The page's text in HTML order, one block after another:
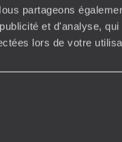
partageons
et d'analyse,
lors de votre